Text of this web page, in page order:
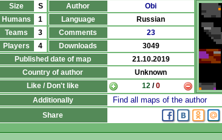
Size
S Author
Obi
Humans
1 Language
Russian
Teams
3 Comments
23
Players
4 Downloads
3049
Published date of map
21.10.2019
Country of author
Unknown
Like / Don't like
12/0
Additionally Find all maps of the author
Share